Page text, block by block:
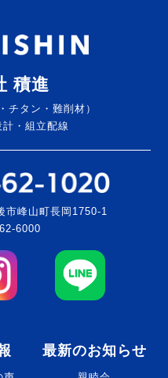
積進
チタン・難削材）
・組立配線
市峰山町長岡1750-1
6000
最新のお知らせ